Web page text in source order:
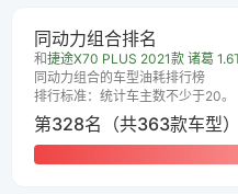
同动力组合排名
和捷途X70 PLUS 2021款 诸葛
同动力组合的车型油耗排行榜
排行标准：统计车主数不少于20。
第328名（共363款车型）